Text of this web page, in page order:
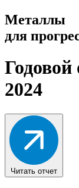
Металлы
для
Годовой
2024
Читать отчет